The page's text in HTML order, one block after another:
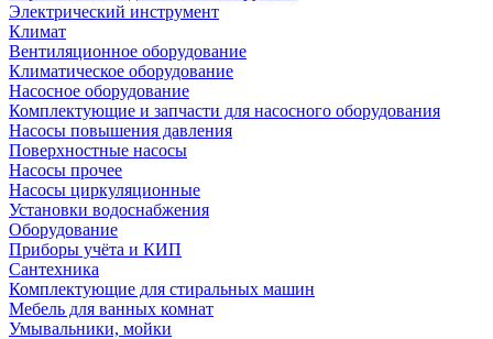
Электрический инструмент
Климат
Вентиляционное оборудование
Климатическое оборудование
Насосное оборудование
Комплектующие и запчасти для насосного оборудования
Насосы повышения давления
Поверхностные насосы
Насосы прочее
Насосы циркуляционные
Установки водоснабжения
Оборудование
Приборы учёта и КИП
Сантехника
Комплектующие для стиральных машин
Мебель для ванных комнат
Умывальники, мойки